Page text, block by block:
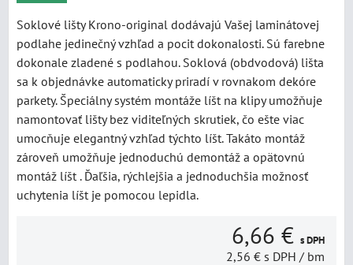
Soklové lišty Krono-original dodávajú Vašej laminátovej
podlahe jedinečný vzhľad a pocit dokonalosti. Sú farebne
dokonale zladené s podlahou. Soklová (obdvodová) lišta
sa k objednávke automaticky priradí v rovnakom dekóre
parkety. Špeciálny systém montáže líšt na klipy umožňuje
namontovať lišty bez viditeľných skrutiek, čo ešte viac
umocňuje elegantný vzhľad týchto líšt. Takáto montáž
zároveň umožňuje jednoduchú demontáž a opätovnú
montáž líšt . Ďaľšia, rýchlejšia a jednoduchšia možnosť
uchytenia líšt je pomocou lepidla.
6,66 € s DPH
2,56 € s DPH / bm